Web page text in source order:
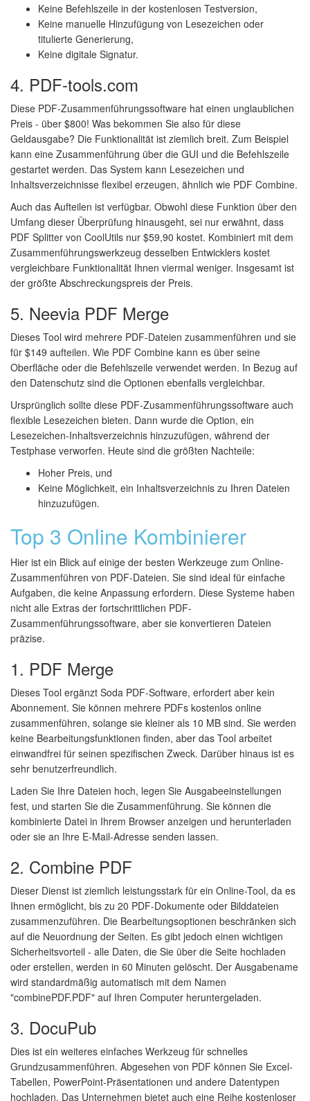
Keine Befehlszeile in der kostenlosen Testversion,
Keine manuelle Hinzufügung von Lesezeichen oder
titulierte Generierung,
Keine digitale Signatur.
4. PDF-tools.com
Diese PDF-Zusammenführungssoftware hat einen unglaublichen
Preis - über $800! Was bekommen Sie also für diese
Geldausgabe? Die Funktionalität ist ziemlich breit. Zum Beispiel
kann eine Zusammenführung über die GUI und die Befehlszeile
gestartet werden. Das System kann Lesezeichen und
Inhaltsverzeichnisse flexibel erzeugen, ähnlich wie PDF Combine.
Auch das Aufteilen ist verfügbar. Obwohl diese Funktion über den
Umfang dieser Überprüfung hinausgeht, sei nur erwähnt, dass
PDF Splitter von CoolUtils nur $59,90 kostet. Kombiniert mit dem
Zusammenführungswerkzeug desselben Entwicklers kostet
vergleichbare Funktionalität Ihnen viermal weniger. Insgesamt ist
der größte Abschreckungspreis der Preis.
5. Neevia PDF Merge
Dieses Tool wird mehrere PDF-Dateien zusammenführen und sie
für $149 aufteilen. Wie PDF Combine kann es über seine
Oberfläche oder die Befehlszeile verwendet werden. In Bezug auf
den Datenschutz sind die Optionen ebenfalls vergleichbar.
Ursprünglich sollte diese PDF-Zusammenführungssoftware auch
flexible Lesezeichen bieten. Dann wurde die Option, ein
Lesezeichen-Inhaltsverzeichnis hinzuzufügen, während der
Testphase verworfen. Heute sind die größten Nachteile:
Hoher Preis, und
Keine Möglichkeit, ein Inhaltsverzeichnis zu Ihren Dateien
hinzuzufügen.
Top 3 Online Kombinierer
Hier ist ein Blick auf einige der besten Werkzeuge zum Online-
Zusammenführen von PDF-Dateien. Sie sind ideal für einfache
Aufgaben, die keine Anpassung erfordern. Diese Systeme haben
nicht alle Extras der fortschrittlichen PDF-
Zusammenführungssoftware, aber sie konvertieren Dateien
präzise.
1. PDF Merge
Dieses Tool ergänzt Soda PDF-Software, erfordert aber kein
Abonnement. Sie können mehrere PDFs kostenlos online
zusammenführen, solange sie kleiner als 10 MB sind. Sie werden
keine Bearbeitungsfunktionen finden, aber das Tool arbeitet
einwandfrei für seinen spezifischen Zweck. Darüber hinaus ist es
sehr benutzerfreundlich.
Laden Sie Ihre Dateien hoch, legen Sie Ausgabeeinstellungen
fest, und starten Sie die Zusammenführung. Sie können die
kombinierte Datei in Ihrem Browser anzeigen und herunterladen
oder sie an Ihre E-Mail-Adresse senden lassen.
2. Combine PDF
Dieser Dienst ist ziemlich leistungsstark für ein Online-Tool, da es
Ihnen ermöglicht, bis zu 20 PDF-Dokumente oder Bilddateien
zusammenzuführen. Die Bearbeitungsoptionen beschränken sich
auf die Neuordnung der Seiten. Es gibt jedoch einen wichtigen
Sicherheitsvorteil - alle Daten, die Sie über die Seite hochladen
oder erstellen, werden in 60 Minuten gelöscht. Der Ausgabename
wird standardmäßig automatisch mit dem Namen
"combinePDF.PDF" auf Ihren Computer heruntergeladen.
3. DocuPub
Dies ist ein weiteres einfaches Werkzeug für schnelles
Grundzusammenführen. Abgesehen von PDF können Sie Excel-
Tabellen, PowerPoint-Präsentationen und andere Datentypen
hochladen. Das Unternehmen bietet auch eine Reihe kostenloser